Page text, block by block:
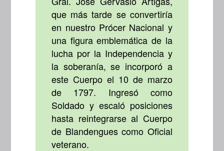
que más tarde se convertiría
en nuestro Prócer Nacional y
una figura emblemática de la
lucha por la Independencia y
la soberanía, se incorporó a
este Cuerpo el 10 de marzo
de 1797. Ingresó como
Soldado y escaló posiciones
hasta reintegrarse al Cuerpo
de Blandengues como Oficial
veterano.